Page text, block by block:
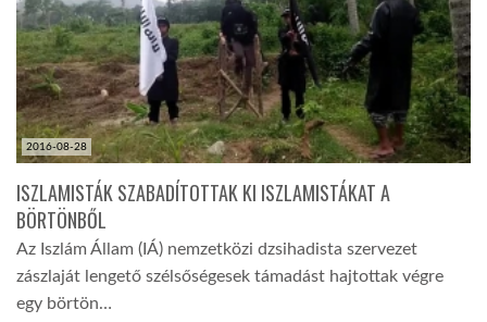
2016-08-28
ISZLAMISTÁK SZABADÍTOTTAK KI ISZLAMISTÁKAT A
BÖRTÖNBŐL
Az Iszlám Állam (IÁ) nemzetközi dzsihadista szervezet
zászlaját lengető szélsőségesek támadást hajtottak végre
egy börtön…